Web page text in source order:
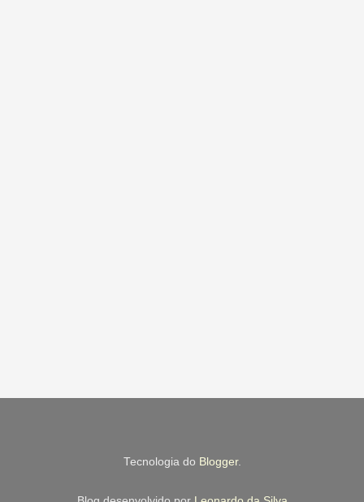
Tecnologia do Blogger.